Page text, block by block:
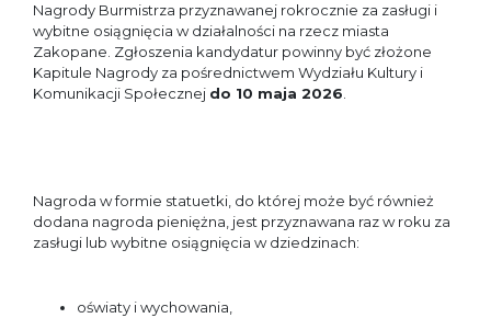
Nagrody Burmistrza przyznawanej rokrocznie za zasługi i
wybitne osiągnięcia w działalności na rzecz miasta
Zakopane. Zgłoszenia kandydatur powinny być złożone
Kapitule Nagrody za pośrednictwem Wydziału Kultury i
Komunikacji Społecznej do 10 maja 2026.
Nagroda w formie statuetki, do której może być również
dodana nagroda pieniężna, jest przyznawana raz w roku za
zasługi lub wybitne osiągnięcia w dziedzinach:
oświaty i wychowania,